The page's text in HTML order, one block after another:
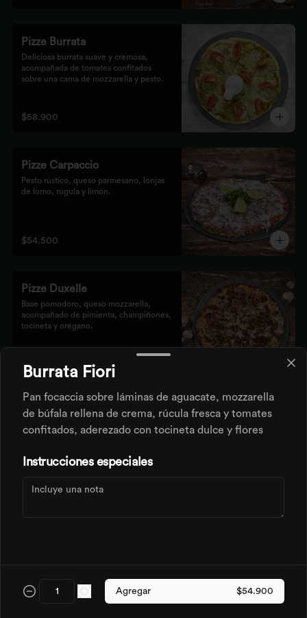
Pizze Burrata
Deliciosa burrata suave y cremosa,
acompañada de tomates confitados
sobre una cama de mozzarella y pesto.
$58.900
Pizze Carpaccio
Pesto rústico, queso parmesano, lonjas
de lomo, rúgula y limón.
$54.500
Pizze Duxelle
Base pomodoro, queso mozzarella,
acompañado de pimienta, champiñones,
tocineta y orégano.
$46.900
Pizze Fresca Miel
Nuestra masa crocante con el toque
$43.500
Burrata Fiori
Pan focaccia sobre láminas de aguacate, mozzarella
de búfala rellena de crema, rúcula fresca y tomates
confitados, aderezado con tocineta dulce y flores
Instrucciones especiales
Agregar $54.900